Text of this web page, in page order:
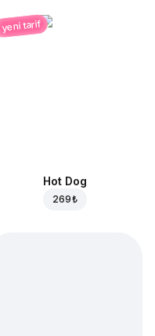
yeni tarif
Hot Dog
269 ₺